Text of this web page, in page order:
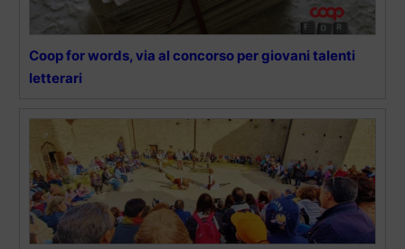
Coop for words, via al concorso per giovani talenti
letterari